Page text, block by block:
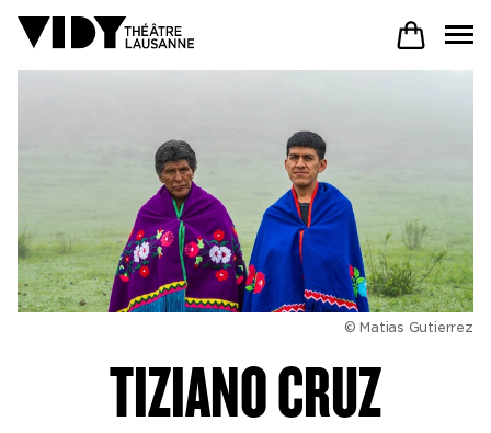
AU PROGRAMME
PARTICIPER
VENIR À VIDY
© Matias Gutierrez
TIZIANO CRUZ